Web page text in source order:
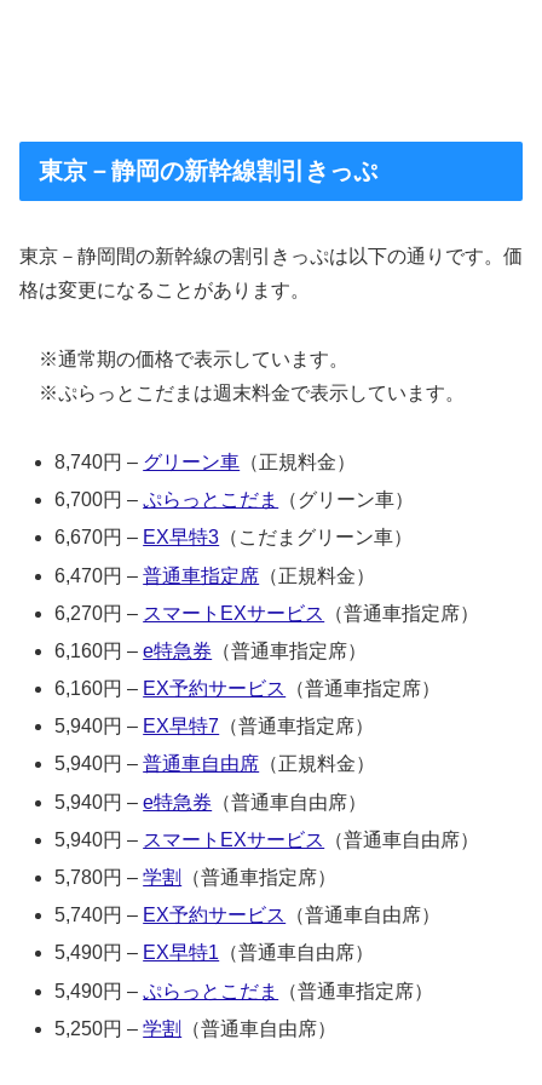
東京－静岡の新幹線割引きっぷ
東京－静岡間の新幹線の割引きっぷは以下の通りです。価
格は変更になることがあります。
※通常期の価格で表示しています。
※ぷらっとこだまは週末料金で表示しています。
8,740円 – グリーン車 （正規料金）
6,700円 –ぷらっとこだま
（グリーン車）
6,670円 – EX早特3 （こだまグリーン車）
6,470円 –普通車指定席 （正規料金）
6,270円 – スマートEXサービス
（普通車指定席）
6,160円 –e特急券 （普通車指定席）
6,160円 – EX予約サービス
（普通車指定席）
5,940円 – EX早特7 （普通車指定席）
5,940円 –普通車自由席 （正規料金）
5,940円 –e特急券 （普通車自由席）
5,940円 – スマートEXサービス
（普通車自由席）
5,780円 –学割
（普通車指定席）
5,740円 – EX予約サービス
（普通車自由席）
5,490円 – EX早特1 （普通車自由席）
5,490円 –ぷらっとこだま
（普通車指定席）
5,250円 –学割 （普通車自由席）